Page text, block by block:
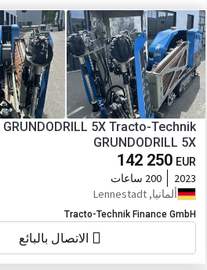
5X Tracto-Technik
GRUNDODRILL 5X
142 250 EUR
2023
200 ساعات
ألمانيا, Lennestadt
Tracto-Technik Finance GmbH
الاتصال بالبائع